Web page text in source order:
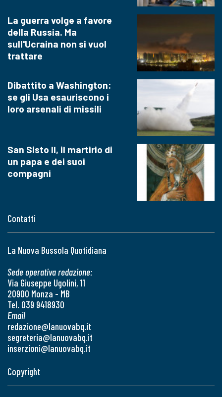
Contatti
La Nuova Bussola Quotidiana
Sede operativa redazione:
Via Giuseppe Ugolini, 11
20900 Monza - MB
Tel. 039 9418930
Email
redazione@lanuovabq.it
segreteria@lanuovabq.it
inserzioni@lanuovabq.it
La guerra volge a favore
della Russia. Ma
sull'Ucraina non si vuol
trattare
Dibattito a Washington:
se gli Usa esauriscono i
loro arsenali di missili
San Sisto II, il martirio di
un papa e dei suoi
compagni
Copyright